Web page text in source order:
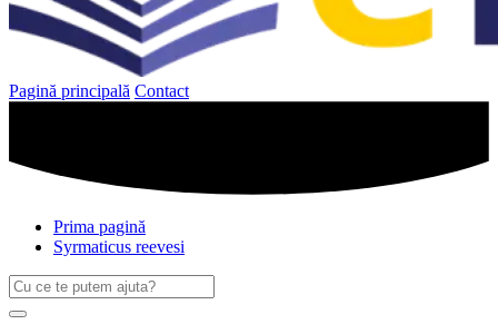
Pagină principală Contact
Prima pagină
Syrmaticus reevesi
Caută
după:
Search